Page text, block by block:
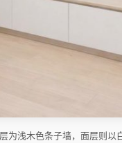
为浅木色条子墙，面层则